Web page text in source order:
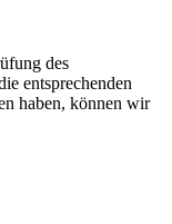
des
entsprechenden
haben, können wir